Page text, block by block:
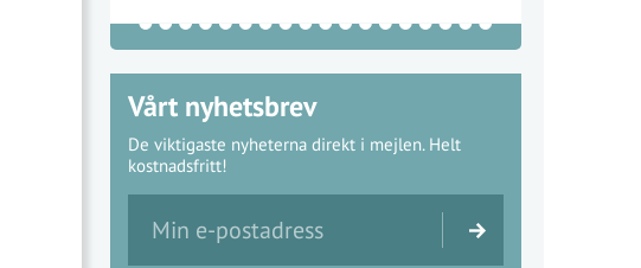
Vårt nyhetsbrev
De viktigaste nyheterna direkt i mejlen. Helt
kostnadsfritt!